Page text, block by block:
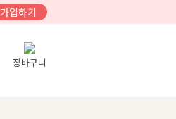
가입하기
장바구니